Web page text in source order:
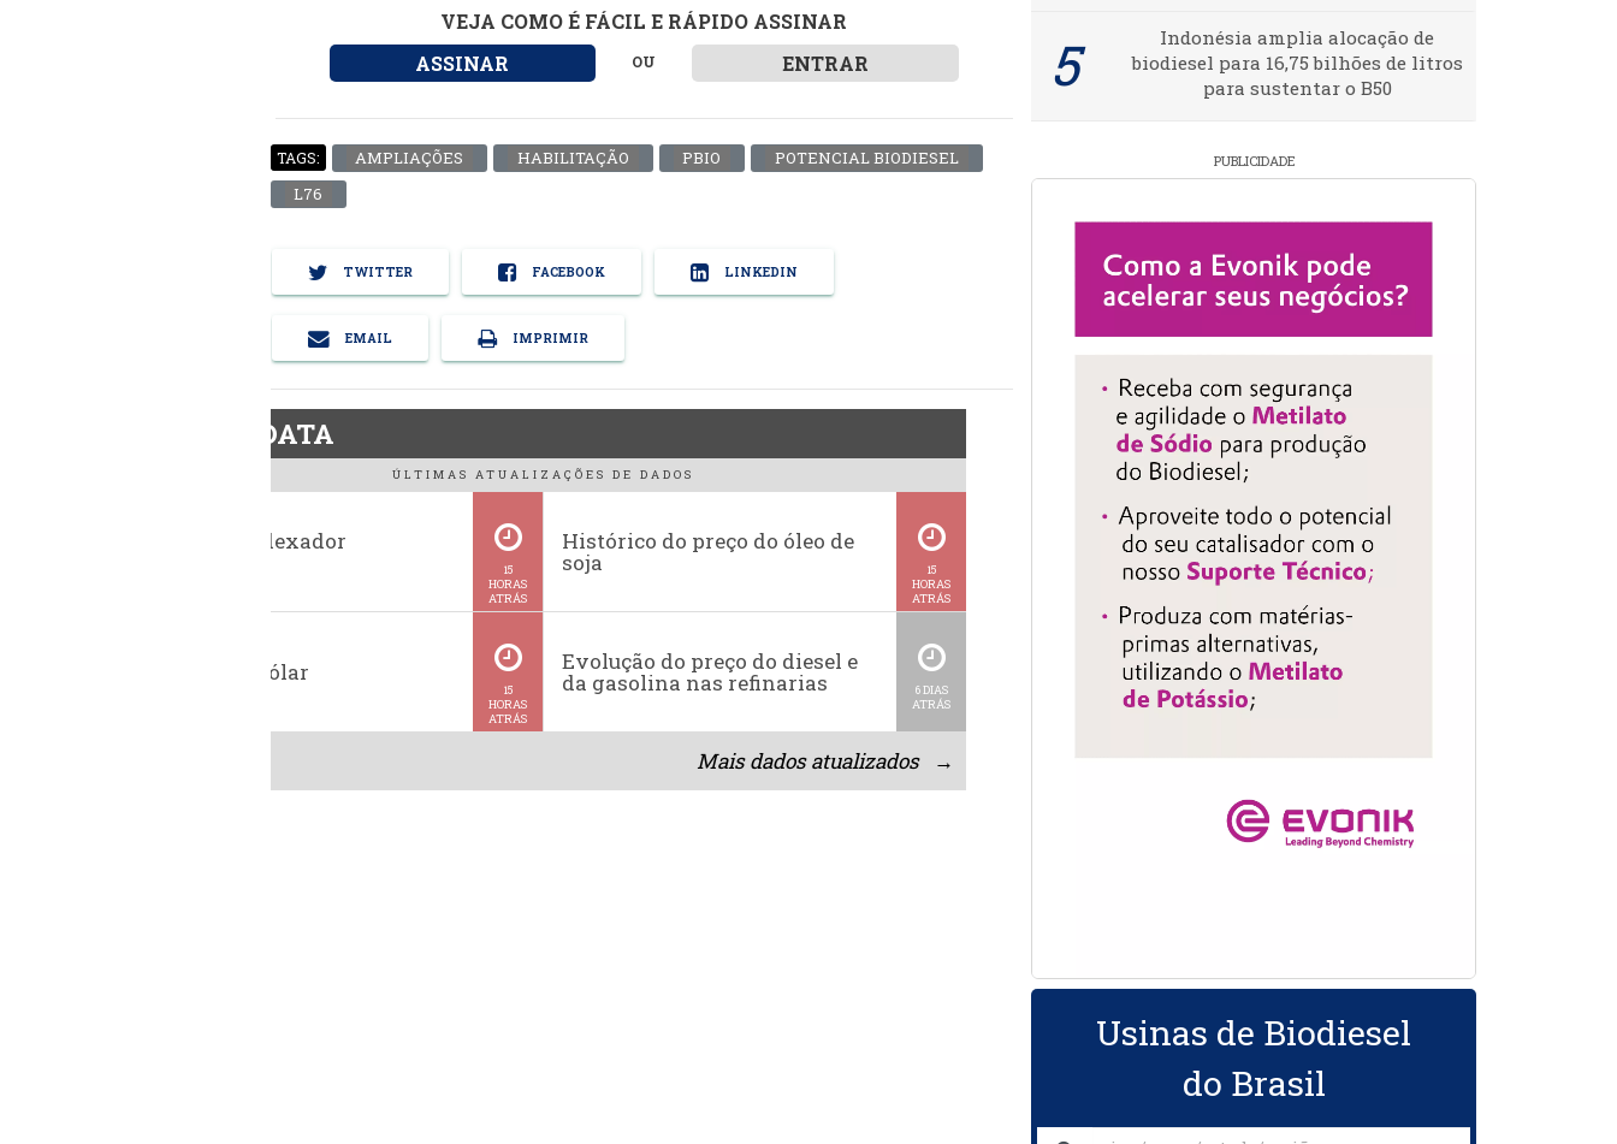
VEJA COMO É FÁCIL E RÁPIDO ASSINAR
ASSINAR
OU ENTRAR
TAGS: AMPLIAÇÕES HABILITAÇÃO PBIO
POTENCIAL BIODIESEL
L76
TWITTER FACEBOOK LINKEDIN
EMAIL IMPRIMIR
BiodieselDATA
ÚLTIMAS ATUALIZAÇÕES DE DADOS
Histórico indexador
15
HORAS
ATRÁS
Histórico do preço do óleo de
soja
15
HORAS
ATRÁS
Cotação do dólar
15
HORAS
ATRÁS
Evolução do preço do diesel e
da gasolina nas refinarias
6 DIAS
ATRÁS
Mais dados atualizados →
Indonésia amplia alocação de
biodiesel para 16,75 bilhões de litros
para sustentar o B50
PUBLICIDADE
Usinas de Biodiesel
do Brasil